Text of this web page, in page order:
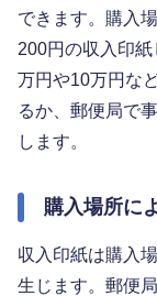
できます。購入
200円の収入印
万円や10万円な
るか、郵便局で
します。
購入場所に
収入印紙は購入
生じます。郵便